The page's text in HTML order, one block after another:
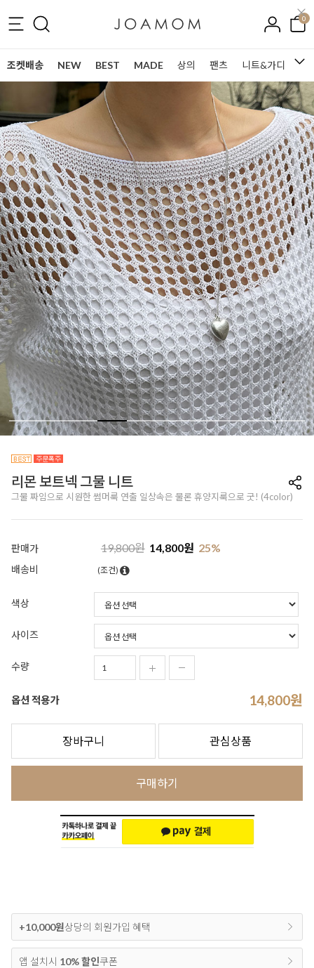
0
조켓배송 NEW BEST MADE 상의 팬츠 니트&가디건
리몬 보트넥 그물 니트
그물 짜임으로 시원한 썸머룩 연출 일상속은 물론 휴양지룩으로 굿! (4color)
판매가 19,800원 14,800원 25%
배송비 (조건)
색상
사이즈
수량
옵션 적용가 14,800원
장바구니 관심상품
구매하기
+10,000원상당의 회원가입 혜택
앱 설치시 10% 할인쿠폰